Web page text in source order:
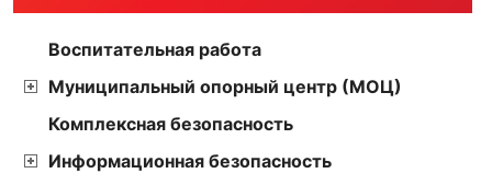
Воспитательная работа
Муниципальный опорный центр (МОЦ)
Комплексная безопасность
Информационная безопасность